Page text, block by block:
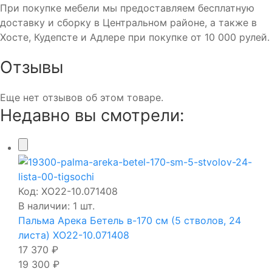
При покупке мебели мы предоставляем бесплатную
доставку и сборку в Центральном районе, а также в
Хосте, Кудепсте и Адлере при покупке от 10 000 рулей.
Отзывы
Еще нет отзывов об этом товаре.
Недавно вы смотрели:
Код: ХО22-10.071408
В наличии: 1 шт.
Пальма Арека Бетель в-170 см (5 стволов, 24
листа) ХО22-10.071408
17 370 ₽
19 300 ₽